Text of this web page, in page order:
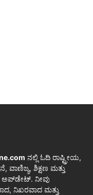
ನಲ್ಲಿ ಓದಿ ರಾಷ್ಟ್ರೀಯ,
ವಾಣಿಜ್ಯ, ಶಿಕ್ಷಣ ಮತ್ತು
ಅಪ್‌ಡೇಟ್. ನೀವು
ನಿಖರವಾದ ಮತ್ತು